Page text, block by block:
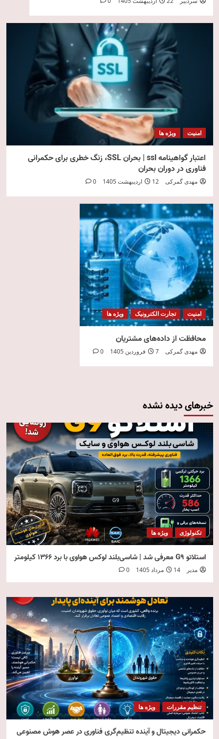
امنیت ویژه ها
اعتبار گواهینامه ssl | بحران SSL، زنگ خطری برای حکمرانی
فناوری در دوران بحران
مهدی گمرکی 12 اردیبهشت 1405 0
امنیت تجارت الکترونیک ویژه ها
محافظت از داده‌های مشتریان
مهدی گمرکی 7 فروردین 1405 0
خبرهای دیده نشده
تکنولوژی ویژه ها
استلاتو G9 معرفی شد | شاسی‌بلند لوکس هواوی با برد ۱۳۶۶ کیلومتر
مدیر 14 مرداد 1405 0
تنظیم مقررات ویژه ها
حکمرانی دیجیتال و آینده تنظیم‌گری فناوری در عصر هوش مصنوعی